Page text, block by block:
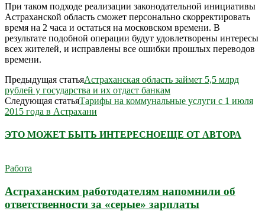
При таком подходе реализации законодательной инициативы
Астраханской область сможет персонально скорректировать
время на 2 часа и остаться на московском времени. В
результате подобной операции будут удовлетворены интересы
всех жителей, и исправлены все ошибки прошлых переводов
времени.
Предыдущая статьяАстраханская область займет 5,5 млрд
рублей у государства и их отдаст банкам
Следующая статьяТарифы на коммунальные услуги с 1 июля
2015 года в Астрахани
ЭТО МОЖЕТ БЫТЬ ИНТЕРЕСНОЕЩЕ ОТ АВТОРА
Работа
Астраханским работодателям напомнили об
ответственности за «серые» зарплаты